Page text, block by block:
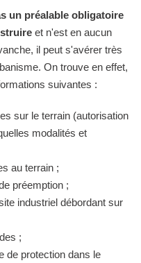
un préalable obligatoire
et n'est en aucun
il peut s'avérer très
On trouve en effet,
suivantes :
sur le terrain (autorisation
modalités et
au terrain ;
préemption ;
industriel débordant sur
;
de protection dans le